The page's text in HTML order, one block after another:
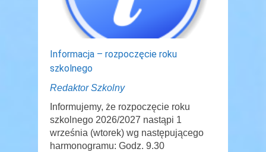
Informacja – rozpoczęcie roku
szkolnego
Redaktor Szkolny
Informujemy, że rozpoczęcie roku
szkolnego 2026/2027 nastąpi 1
września (wtorek) wg następującego
harmonogramu: Godz. 9.30